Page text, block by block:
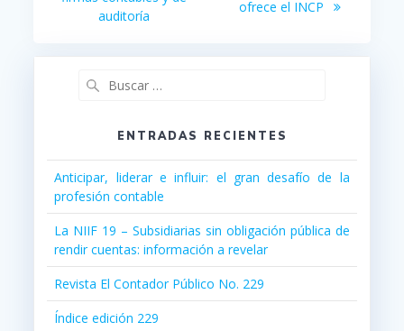
auditoría
ofrece el INCP
ENTRADAS RECIENTES
Anticipar, liderar e influir: el gran desafío de la
profesión contable
La NIIF 19 – Subsidiarias sin obligación pública de
rendir cuentas: información a revelar
Revista El Contador Público No. 229
Índice edición 229